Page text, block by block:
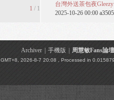
1 / 1
台灣外送茶包夜
2025-10-26 00:00
Archiver 手機版 周慧敏Fans論
GMT+8, 2026-8-7 20:08 , Processed in